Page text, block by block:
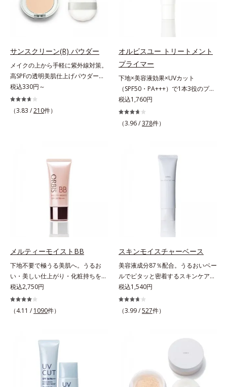
するだけで簡単にカバーし、まるで
素肌そのものが美しくなったよう
良くする仕上がり向上粉体
出かけする時など、しっかりメイク
は負担に感じる日におすすめです。
サンスクリーン(R) パウダー
メイクの上から手軽に紫外線対策。
高SPFの透明美肌仕上げパウダー。
メイクの上から手を汚さずに紫外線
対策ができるUVカットパウダーで
す。“素肌のようななめらかな軽
が同時にできるお役立ちアイテムで
す。毛穴や色ムラをカバーしながら
も、素肌のような透明美肌を叶える
秘密は「スムースヴェールパウダー
(*1)」にあります。7種の球状粉体
(*2)が凹凸を埋めて、肌に薄いヴェ
ールをかけるようにカバー。さらに
板状粉体が光を反射して、すっぴん
肌のようなナチュラルなツヤ感を演
出します。また、皮脂を吸着する
「あぶらとりパウダー(*3)」を配合
し、くずれ＆テカリを防いでサラサ
ラ肌が長時間続きます。パウダータ
イプながら、SPF50+・PA++++。パ
ウダーならではの軽いつけごこち
ォータープルーフ(*4)だから、レジ
ャーにも大活躍してくれます。*1
シリカ、セルロース、窒化ホウ素配
合＝セミマット肌を叶える球状と板
状の粉体*2 シリカ6種類、セルロー
税込330円～
（3.83 /210件）
オルビスユー トリートメント
プライマー
下地×美容液効果×UVカット
（SPF50・PA+++）で1本3役のプラ
イマー。凹凸をつるんとなめらかに
(*1)整え、化粧ノリUPの高機能化粧
下地。“塗るたび高まる、素肌の美
る高機能化粧下地毛穴や小ジワの凹
凸をつるんとなめらかに(*1)。スキ
ンケア発想の化粧下地です。保湿成
し、つるんとしたハリ肌に仕上げま
す。むやみに隠すのではなくふわり
アのW効果で軽やかな美肌を印象づ
けます。紫外線吸収剤フリーなのに
高SPF値、さらにスキンプロテクト
複合成分(*3)が、ブルーライト、紫
外線、大気中の微粒子汚れなどの外
ー複合成分(*4)肌悩みが気になる時
でも、ただ隠すだけでなく、乾きや
すい肌にうるおいを届けながら、光
拡散効果で乾燥小ジワや毛穴もカバ
税込1,760円
（3.96 /378件）
メルティーモイストBB
下地不要で極うる美肌へ。うるお
い・美しい仕上がり・化粧持ちを実
現。美容液製法の極上BBクリー
ム。ファンデーションに美容成分を
加える一般的な製法ではなく、美容
ムです。うるおい粒子を濃密な膜で
包み込み、高い保湿効果と均一な仕
上がり、化粧持ちを実現しました。
これ1本で、美容液・日焼け止め・
化粧下地・ファンデーション・コン
税込2,750円
（4.11 / 1090件）
スキンモイスチャーベース
美容液成分87％配合。うるおいベー
ルでピタッと密着するスキンケア発
想のメイク下地。化粧ノリ＆もち
UP！ファンデーションの仕上がり
を格上げする、スキンケア発想の化
一に密着”させることで、仕上がり
の美しさと化粧もちが格段にUP。
さらにヒアルロン酸、ローヤルゼリ
ーエキスなどの保湿成分を含む美容
液成分を87％配合。大気汚染物質バ
税込1,540円
（3.99 /527件）